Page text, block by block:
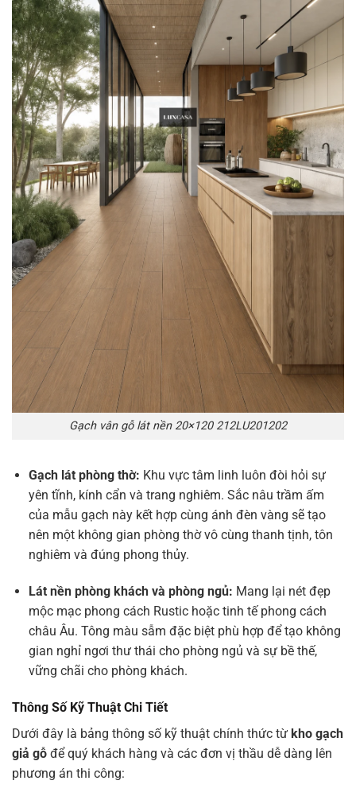
Gạch vân gỗ lát nền 20×120 212LU201202
Gạch lát phòng thờ: Khu vực tâm linh luôn đòi hỏi sự
yên tĩnh, kính cẩn và trang nghiêm. Sắc nâu trầm ấm
của mẫu gạch này kết hợp cùng ánh đèn vàng sẽ tạo
nên một không gian phòng thờ vô cùng thanh tịnh, tôn
nghiêm và đúng phong thủy.
Lát nền phòng khách và phòng ngủ: Mang lại nét đẹp
mộc mạc phong cách Rustic hoặc tinh tế phong cách
châu Âu. Tông màu sẫm đặc biệt phù hợp để tạo không
gian nghỉ ngơi thư thái cho phòng ngủ và sự bề thế,
vững chãi cho phòng khách.
Thông Số Kỹ Thuật Chi Tiết
Dưới đây là bảng thông số kỹ thuật chính thức từ kho gạch
giả gỗ để quý khách hàng và các đơn vị thầu dễ dàng lên
phương án thi công: